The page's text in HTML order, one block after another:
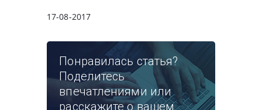
17-08-2017
Понравилась статья?
Поделитесь
впечатлениями или
расскажите о вашем